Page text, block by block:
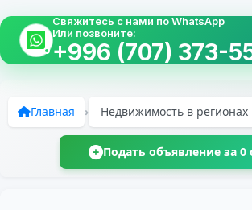
Свяжитесь с нами по WhatsApp
Или позвоните:
+996 (707) 373-
Главная › Недвижимость в регионах
Подать объявление за 0